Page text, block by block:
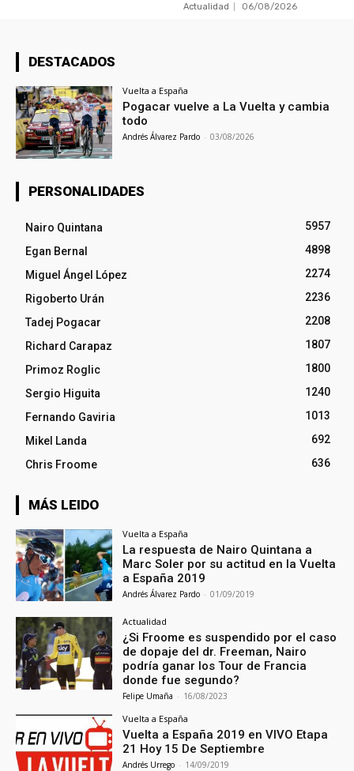
Actualidad 06/08/2026
DESTACADOS
Vuelta a España
Pogacar vuelve a La Vuelta y cambia
todo
Andrés Álvarez Pardo - 03/08/2026
PERSONALIDADES
Nairo Quintana
5957
Egan Bernal
4898
Miguel Ángel López
2274
Rigoberto Urán
2236
Tadej Pogacar
2208
Richard Carapaz
1807
Primoz Roglic
1800
Sergio Higuita
1240
Fernando Gaviria
1013
Mikel Landa
692
Chris Froome
636
MÁS LEIDO
Vuelta a España
La respuesta de Nairo Quintana a
Marc Soler por su actitud en la Vuelta
a España 2019
Andrés Álvarez Pardo - 01/09/2019
Actualidad
¿Si Froome es suspendido por el caso
de dopaje del dr. Freeman, Nairo
podría ganar los Tour de Francia
donde fue segundo?
Felipe Umaña - 16/08/2023
Vuelta a España
Vuelta a España 2019 en VIVO Etapa
21 Hoy 15 De Septiembre
Andrés Urrego - 14/09/2019